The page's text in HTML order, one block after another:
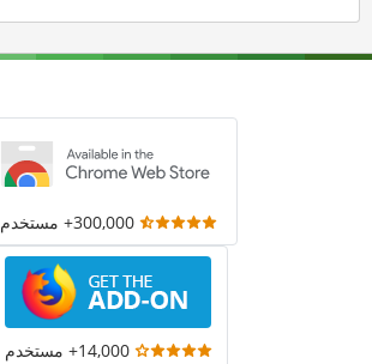
300,000+ مستخدم
14,000+ مستخدم